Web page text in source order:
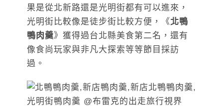
果是從北新路還是光明街都有可以進來，
光明街比較像是徒步街比較方便，《北鴨
鴨肉羹》獲得過台北縣美食第二名，還有
像食尚玩家與非凡大探索等等節目採訪
過。